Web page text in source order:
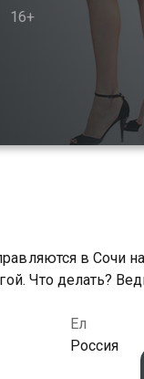
16+
в Сочи
Что делать?
Ел
Россия